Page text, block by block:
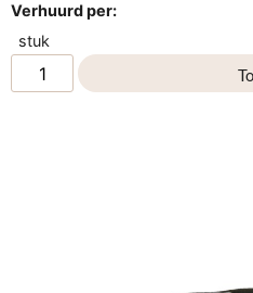
Verhuurd per:
stuk